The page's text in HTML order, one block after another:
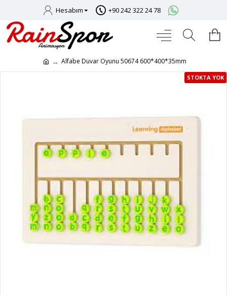
Hesabım +90 242 322 24 78
Alfabe Duvar Oyunu 50674 600*400*35mm
STOKTA YOK